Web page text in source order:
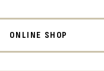
ONLINE SHOP